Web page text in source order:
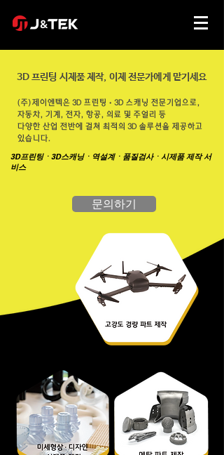
3D 프린팅 시제품 제작, 이제 전문가에게 맡기세요
(주)제이엔텍은 3D 프린팅ㆍ3D 스캐닝 전문기업으로,
자동차, 기계, 전자, 항공, 의료 및 주얼리 등
다양한 산업 전반에 걸쳐 최적의 3D 솔루션을 제공하고
있습니다.
3D프린팅ㆍ3D스캐닝ㆍ역설계ㆍ품질검사ㆍ시제품 제작 서
비스
문의하기